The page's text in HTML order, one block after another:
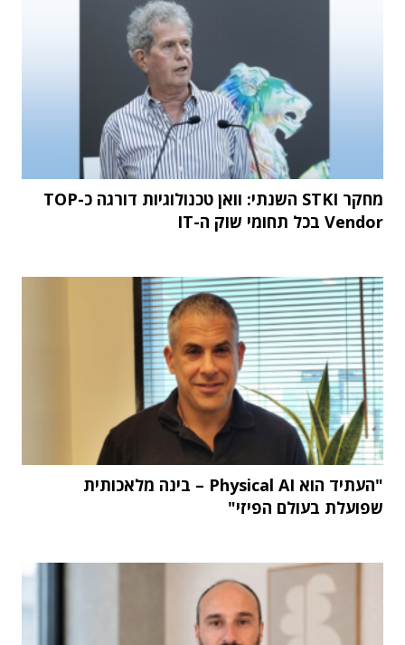
מחקר STKI השנתי: וואן טכנולוגיות דורגה כ-TOP
Vendor בכל תחומי שוק ה-IT
"העתיד הוא Physical AI – בינה מלאכותית
שפועלת בעולם הפיזי"